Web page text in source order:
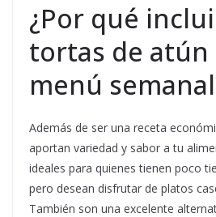
¿Por qué
tortas de atún
menú
Además de ser una receta
aportan variedad y sabor a tu
ideales para quienes tienen poco
pero desean disfrutar de platos
También son una excelente